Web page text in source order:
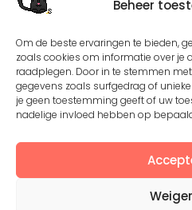
Beheer
Om de beste ervaringen te bieden,
zoals cookies om informatie over
raadplegen. Door in te stemmen
gegevens zoals surfgedrag of unieke
je geen toestemming geeft of uw
nadelige invloed hebben op
Except where otherwise
is licensed under aCreative
NonCommercial-ShareAlike
View on